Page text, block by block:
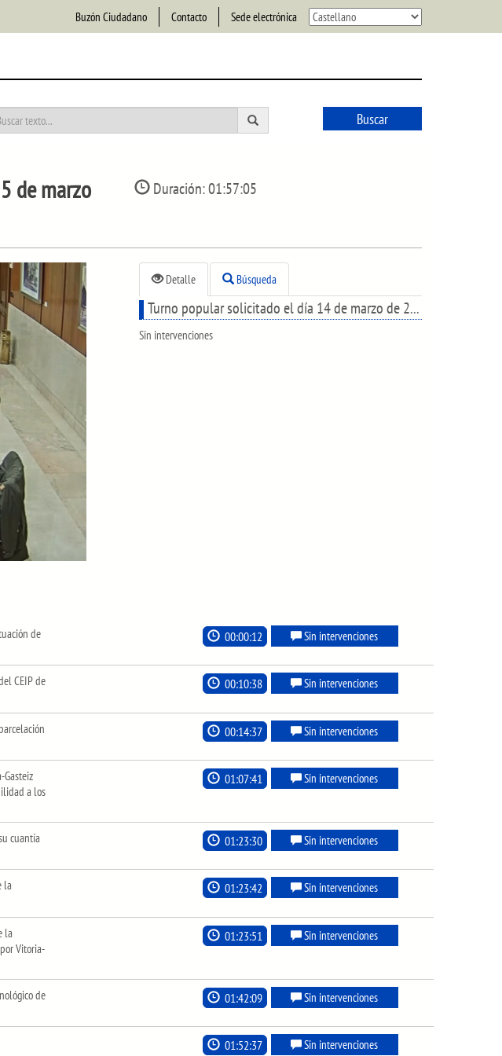
Buzón Ciudadano Contacto Sede electrónica
Buscar
de marzo
Duración:01:57:05
Detalle Búsqueda
Turno popular solicitado el día 14 de marzo de 2019, por la Asociación Aldaiaberri Guraso Elkartea, sobre la situación de la parcela del colegio Aldaialde
Sin intervenciones
de
00:00:12 Sin intervenciones
CEIP de
00:10:38 Sin intervenciones
00:14:37 Sin intervenciones
a los
01:07:41 Sin intervenciones
cuantía
01:23:30 Sin intervenciones
la
01:23:42 Sin intervenciones
la
Vitoria-
01:23:51 Sin intervenciones
de
01:42:09 Sin intervenciones
01:52:37 Sin intervenciones